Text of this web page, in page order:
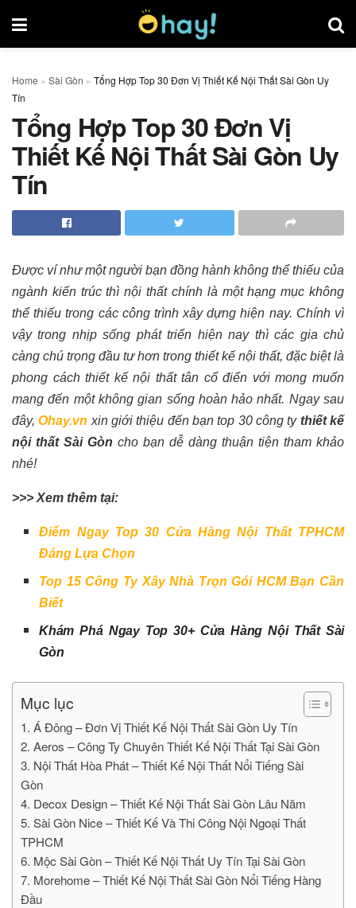
Home » Sài Gòn » Tổng Hợp Top 30 Đơn Vị Thiết Kế Nội Thất Sài Gòn Uy
Tín
Tổng Hợp Top 30 Đơn Vị
Thiết Kế Nội Thất Sài Gòn Uy
Tín
Được ví như một người bạn đồng hành không thể thiếu của
ngành kiến trúc thì nội thất chính là một hạng mục không
thể thiếu trong các công trình xây dựng hiện nay. Chính vì
vậy trong nhịp sống phát triển hiện nay thì các gia chủ
càng chú trọng đầu tư hơn trong thiết kế nội thất, đặc biệt là
phong cách thiết kế nội thất tân cổ điển với mong muốn
mang đến một không gian sống hoàn hảo nhất. Ngay sau
đây,Ohay.vn xin giới thiệu đến bạn top 30 công ty thiết kế
nội thất Sài Gòn cho bạn dễ dàng thuận tiện tham khảo
nhé!
>>> Xem thêm tại:
Điểm Ngay Top 30 Cửa Hàng Nội Thất TPHCM
Đáng Lựa Chọn
Top 15 Công Ty Xây Nhà Trọn Gói HCM Bạn Cần
Biết
Khám Phá Ngay Top 30+ Cửa Hàng Nội Thất Sài
Gòn
Mục lục
1. Á Đông – Đơn Vị Thiết Kế Nội Thất Sài Gòn Uy Tín
2. Aeros – Công Ty Chuyên Thiết Kế Nội Thất Tại Sài Gòn
3. Nội Thất Hòa Phát – Thiết Kế Nội Thất Nổi Tiếng Sài
Gòn
4. Decox Design – Thiết Kế Nội Thất Sài Gòn Lâu Năm
5. Sài Gòn Nice – Thiết Kế Và Thi Công Nội Ngoại Thất
TPHCM
6. Mộc Sài Gòn – Thiết Kế Nội Thất Uy Tín Tại Sài Gòn
7. Morehome – Thiết Kế Nội Thất Sài Gòn Nổi Tiếng Hàng
Đầu